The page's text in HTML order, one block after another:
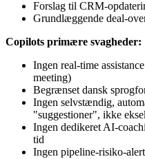
Forslag til CRM-
Grundlæggende deal-
Copilots primære svagheder:
Ingen real-time
meeting)
Begrænset dansk
Ingen selvstændig,
"suggestioner", ikke
Ingen dedikeret AI-
tid
Ingen pipeline-risiko-